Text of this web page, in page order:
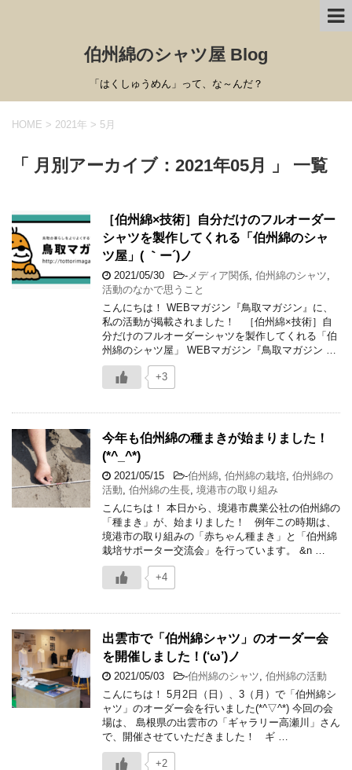
伯州綿のシャツ屋 Blog
「はくしゅうめん」って、な～んだ？
HOME > 2021年 > 5月
「 月別アーカイブ：2021年05月 」 一覧
［伯州綿×技術］自分だけのフルオーダー
シャツを製作してくれる「伯州綿のシャ
ツ屋」( ｀ー´)ノ
2021/05/30 - メディア関係 伯州綿のシャツ
活動のなかで思うこと
こんにちは！ WEBマガジン『鳥取マガジン』に、
私の活動が掲載されました！ ［伯州綿×技術］自
分だけのフルオーダーシャツを製作してくれる「伯
州綿のシャツ屋」 WEBマガジン『鳥取マガジン …
+3
今年も伯州綿の種まきが始まりました！
(*^_^*)
2021/05/15 -伯州綿 伯州綿の栽培 伯州綿の
活動 伯州綿の生長 境港市の取り組み
こんにちは！ 本日から、境港市農業公社の伯州綿の
「種まき」が、始まりました！ 例年この時期は、
境港市の取り組みの「赤ちゃん種まき」と「伯州綿
栽培サポーター交流会」を行っています。 &n …
+4
出雲市で「伯州綿シャツ」のオーダー会
を開催しました！(‘ω’)ノ
2021/05/03 -伯州綿のシャツ 伯州綿の活動
こんにちは！ 5月2日（日）、3（月）で「伯州綿シ
ャツ」のオーダー会を行いました(*^▽^*) 今回の会
場は、 島根県の出雲市の「ギャラリー高瀬川」さん
で、開催させていただきました！ ギ …
+2